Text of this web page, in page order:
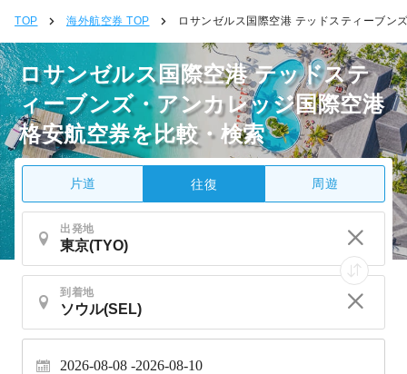
TOP 海外航空券 TOP ロサンゼルス国際空港 テッドスティーブン
ロサンゼルス国際空港 テッドステ
ィーブンズ・アンカレッジ国際空港
格安航空券を比較・検索
片道 往復 周遊
出発地
到着地
2026-08-08 2026-08-10